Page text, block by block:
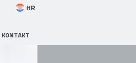
HR
KONTAKT